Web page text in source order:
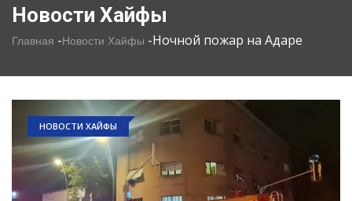
Новости Хайфы
Главная -Новости Хайфы -Ночной пожар на Адаре
НОВОСТИ ХАЙФЫ